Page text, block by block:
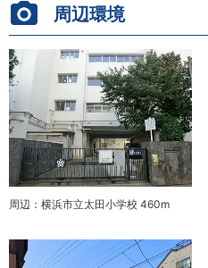
周辺環境
周辺：横浜市立太田小学校 460m